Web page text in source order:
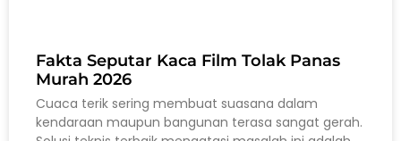
Fakta Seputar Kaca Film Tolak Panas
Murah 2026
Cuaca terik sering membuat suasana dalam
kendaraan maupun bangunan terasa sangat gerah.